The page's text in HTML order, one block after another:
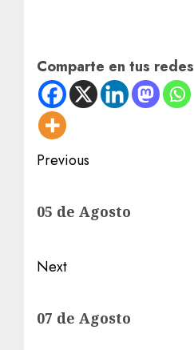
Comparte en tus redes
Post
Previous
post:
05 de Agosto
Next
post:
07 de Agosto